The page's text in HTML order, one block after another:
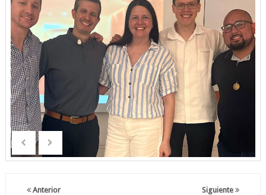
Siguiente
Anterior